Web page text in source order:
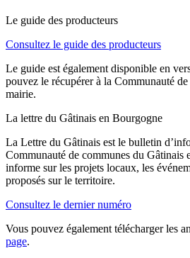
Le guide des producteurs
Consultez le guide des producteurs
Le guide est également disponible en
pouvez le récupérer à la Communauté
mairie.
La lettre du Gâtinais en Bourgogne
La Lettre du Gâtinais est le bulletin
Communauté de communes du Gâtinais
informe sur les projets locaux, les
proposés sur le territoire.
Consultez le dernier numéro
Vous pouvez également télécharger les
page.